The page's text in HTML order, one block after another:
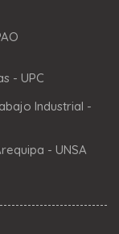
- UPC
Industrial -
- UNSA